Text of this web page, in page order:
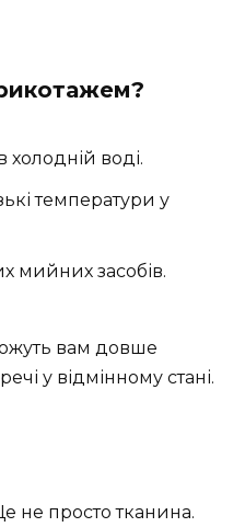
холодній воді.
температури у
мийних засобів.
вам довше
у відмінному стані.
не просто тканина.